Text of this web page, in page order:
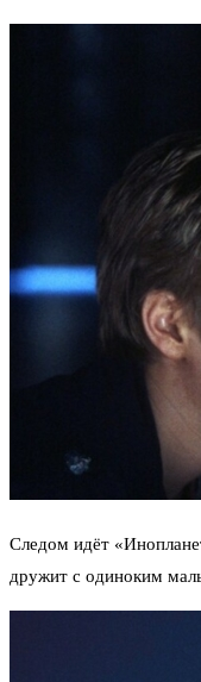
Следом идёт
дружит с одиноким